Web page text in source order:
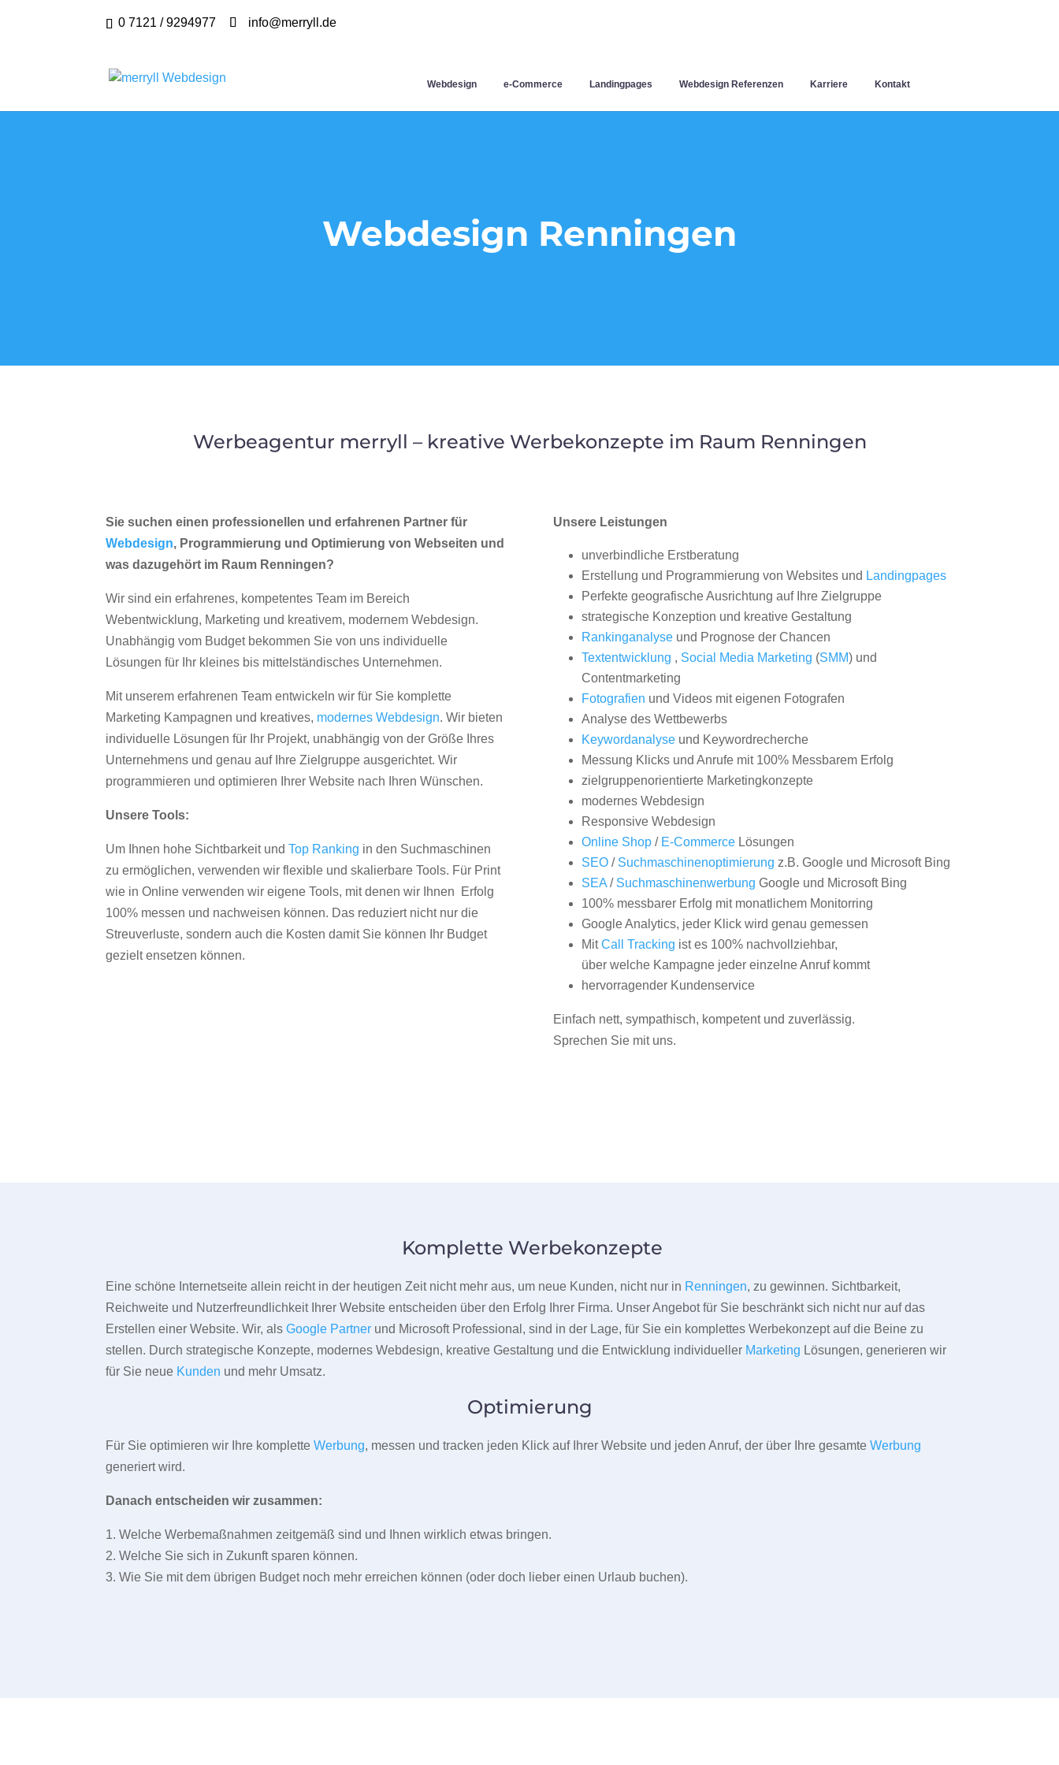
0 7121 / 9294977 info@merryll.de
Webdesign e-Commerce Landingpages Webdesign Referenzen Karriere Kontakt
Webdesign Renningen
Werbeagentur merryll – kreative Werbekonzepte im Raum Renningen
Sie suchen einen professionellen und erfahrenen Partner für
Webdesign, Programmierung und Optimierung von Webseiten und
was dazugehört im Raum Renningen?
Wir sind ein erfahrenes, kompetentes Team im Bereich
Webentwicklung, Marketing und kreativem, modernem Webdesign.
Unabhängig vom Budget bekommen Sie von uns individuelle
Lösungen für Ihr kleines bis mittelständisches Unternehmen.
Mit unserem erfahrenen Team entwickeln wir für Sie komplette
Marketing Kampagnen und kreatives, modernes Webdesign. Wir bieten
individuelle Lösungen für Ihr Projekt, unabhängig von der Größe Ihres
Unternehmens und genau auf Ihre Zielgruppe ausgerichtet. Wir
programmieren und optimieren Ihrer Website nach Ihren Wünschen.
Unsere Tools:
Um Ihnen hohe Sichtbarkeit undTop Ranking in den Suchmaschinen
zu ermöglichen, verwenden wir flexible und skalierbare Tools. Für Print
wie in Online verwenden wir eigene Tools, mit denen wir Ihnen Erfolg
100% messen und nachweisen können. Das reduziert nicht nur die
Streuverluste, sondern auch die Kosten damit Sie können Ihr Budget
gezielt ensetzen können.
Unsere Leistungen
unverbindliche Erstberatung
Erstellung und Programmierung von Websites und Landingpages
Perfekte geografische Ausrichtung auf Ihre Zielgruppe
strategische Konzeption und kreative Gestaltung
Rankinganalyseund Prognose der Chancen
Textentwicklung , Social Media Marketing (SMM) und
Contentmarketing
Fotografien und Videos mit eigenen Fotografen
Analyse des Wettbewerbs
Keywordanalyseund Keywordrecherche
Messung Klicks und Anrufe mit 100% Messbarem Erfolg
zielgruppenorientierte Marketingkonzepte
modernes Webdesign
Responsive Webdesign
Online Shop/ E-CommerceLösungen
SEO/ Suchmaschinenoptimierung z.B. Google und Microsoft Bing
SEA/ Suchmaschinenwerbung Google und Microsoft Bing
100% messbarer Erfolg mit monatlichem Monitorring
Google Analytics, jeder Klick wird genau gemessen
MitCall Tracking ist es 100% nachvollziehbar,
über welche Kampagne jeder einzelne Anruf kommt
hervorragender Kundenservice
Einfach nett, sympathisch, kompetent und zuverlässig.
Sprechen Sie mit uns.
Komplette Werbekonzepte
Eine schöne Internetseite allein reicht in der heutigen Zeit nicht mehr aus, um neue Kunden, nicht nur in Renningen, zu gewinnen. Sichtbarkeit,
Reichweite und Nutzerfreundlichkeit Ihrer Website entscheiden über den Erfolg Ihrer Firma. Unser Angebot für Sie beschränkt sich nicht nur auf das
Erstellen einer Website. Wir, alsGoogle Partner und Microsoft Professional, sind in der Lage, für Sie ein komplettes Werbekonzept auf die Beine zu
stellen. Durch strategische Konzepte, modernes Webdesign, kreative Gestaltung und die Entwicklung individueller Marketing Lösungen, generieren wir
für Sie neue Kunden und mehr Umsatz.
Optimierung
Für Sie optimieren wir Ihre kompletteWerbung, messen und tracken jeden Klick auf Ihrer Website und jeden Anruf, der über Ihre gesamteWerbung
generiert wird.
Danach entscheiden wir zusammen:
1. Welche Werbemaßnahmen zeitgemäß sind und Ihnen wirklich etwas bringen.
2. Welche Sie sich in Zukunft sparen können.
3. Wie Sie mit dem übrigen Budget noch mehr erreichen können (oder doch lieber einen Urlaub buchen).